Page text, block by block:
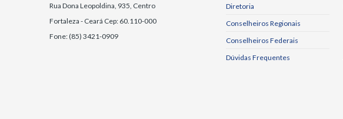
Rua Dona Leopoldina, 935, Centro
Fortaleza - Ceará Cep: 60.110-000
Fone: (85) 3421-0909
Diretoria
Conselheiros Regionais
Conselheiros Federais
Dúvidas Frequentes